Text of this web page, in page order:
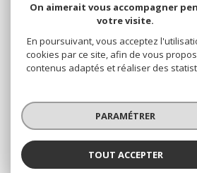
© 2026 | Tous droits
Nos honoraires
Nos
On aimerait vous accompagner
votre visite.
En poursuivant, vous acceptez
cookies par ce site, afin de vous
contenus adaptés et réaliser des
PARAMÉTRER
TOUT ACCEPTER